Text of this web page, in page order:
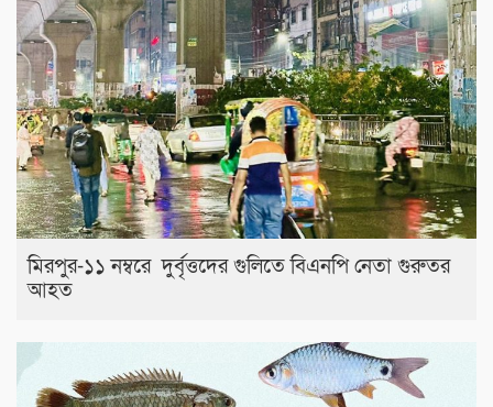
মিরপুর-১১ নম্বরে দুর্বৃত্তদের গুলিতে বিএনপি নেতা গুরুতর
আহত